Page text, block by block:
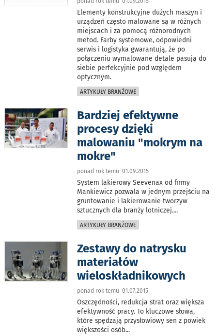
Elementy konstrukcyjne dużych maszyn i
urządzeń często malowane są w różnych
miejscach i za pomocą różnorodnych
metod. Farby systemowe, odpowiedni
serwis i logistyka gwarantują, że po
połączeniu wymalowane detale pasują do
siebie perfekcyjnie pod względem
optycznym.
ARTYKUŁY BRANŻOWE
Bardziej efektywne
procesy dzięki
malowaniu "mokrym na
mokre"
ponad rok temu 01.09.2015
System lakierowy Seevenax od firmy
Mankiewicz pozwala w jednym przejściu na
gruntowanie i lakierowanie tworzyw
sztucznych dla branży lotniczej....
ARTYKUŁY BRANŻOWE
Zestawy do natrysku
materiałów
wieloskładnikowych
ponad rok temu 01.07.2015
Oszczędności, redukcja strat oraz większa
efektywność pracy. To kluczowe słowa,
które spędzają przysłowiowy sen z powiek
większości osób...